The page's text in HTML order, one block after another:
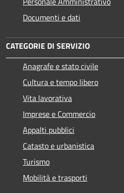
Documenti e dati
CATEGORIE DI SERVIZIO
Anagrafe e stato civile
Cultura e tempo libero
Vita lavorativa
Imprese e Commercio
Appalti pubblici
Catasto e urbanistica
Turismo
Mobilità e trasporti